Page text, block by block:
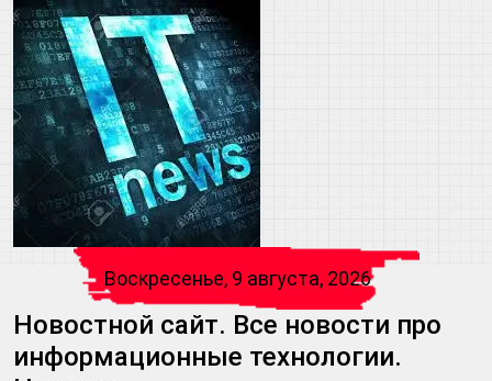
Воскресенье, 9 августа, 2026
Новостной сайт. Все новости про
информационные технологии.